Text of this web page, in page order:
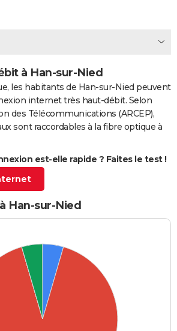
à Han-sur-Nied
les habitants de Han-sur-Nied peuvent
internet très haut-débit. Selon
des Télécommunications (ARCEP),
sont raccordables à la fibre optique à
est-elle rapide ? Faites le test !
Han-sur-Nied